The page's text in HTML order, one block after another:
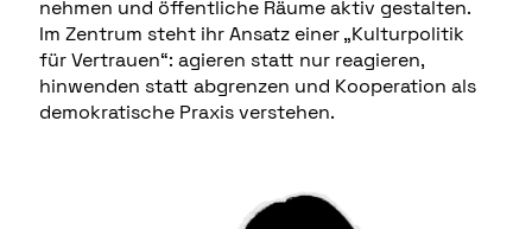
nehmen und öffentliche Räume aktiv gestalten.
Im Zentrum steht ihr Ansatz einer „Kulturpolitik
für Vertrauen“: agieren statt nur reagieren,
hinwenden statt abgrenzen und Kooperation als
demokratische Praxis verstehen.